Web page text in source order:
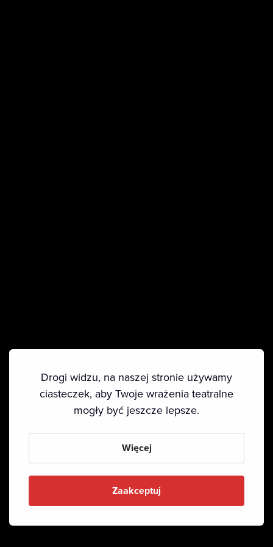
Drogi widzu, na naszej stronie używamy
ciasteczek, aby Twoje wrażenia teatralne
mogły być jeszcze lepsze.
Więcej
Zaakceptuj